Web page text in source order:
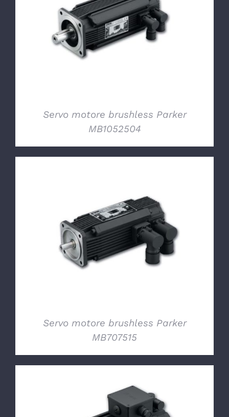
DETTAGLI
Servo motore brushless Parker
MB1052504
DETTAGLI
Servo motore brushless Parker
MB707515